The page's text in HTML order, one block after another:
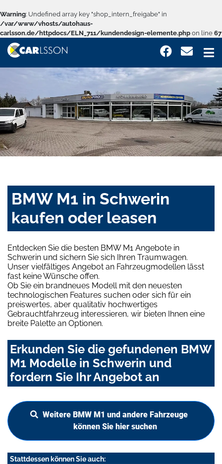
Warning: Undefined array key "shop_intern_freigabe" in
/var/www/vhosts/autohaus-
carlsson.de/httpdocs/ELN_711/kundendesign-elemente.php on line 67
BMW M1 in Schwerin
kaufen oder leasen
Entdecken Sie die besten BMW M1 Angebote in
Schwerin und sichern Sie sich Ihren Traumwagen.
Unser vielfältiges Angebot an Fahrzeugmodellen lässt
fast keine Wünsche offen.
Ob Sie ein brandneues Modell mit den neuesten
technologischen Features suchen oder sich für ein
preiswertes, aber qualitativ hochwertiges
Gebrauchtfahrzeug interessieren, wir bieten Ihnen eine
breite Palette an Optionen.
Erkunden Sie die gefundenen BMW
M1 Modelle in Schwerin und
fordern Sie Ihr Angebot an
Weitere BMW M1 und andere Fahrzeuge
können Sie hier suchen
Stattdessen können Sie auch: